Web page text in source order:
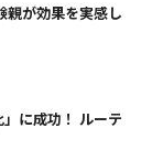
親が効果を実感し
に成功！ ルーテ